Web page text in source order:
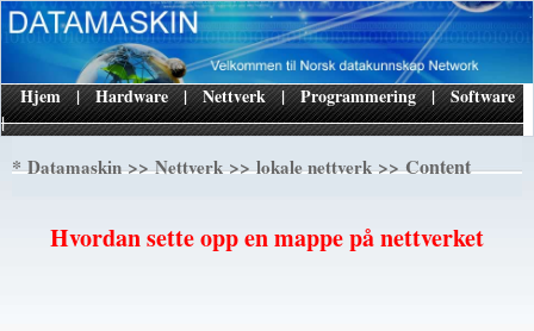
|
Hjem | Hardware | Nettverk | Programmering | Software
*Datamaskin>>Nettverk>>lokale nettverk>> Content
Hvordan sette opp en mappe på nettverket